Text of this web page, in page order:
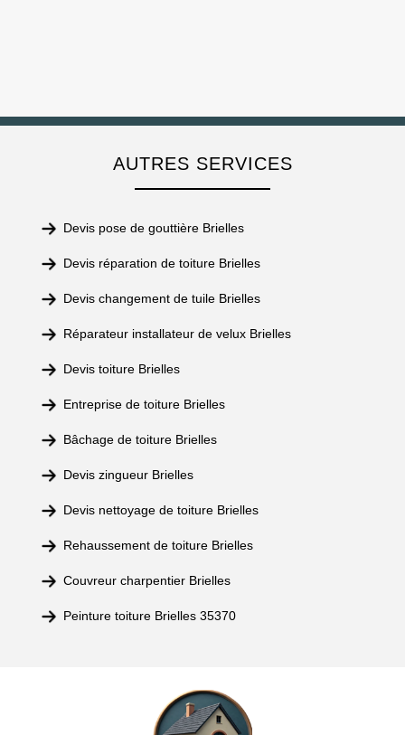
AUTRES SERVICES
Devis pose de gouttière Brielles
Devis réparation de toiture Brielles
Devis changement de tuile Brielles
Réparateur installateur de velux Brielles
Devis toiture Brielles
Entreprise de toiture Brielles
Bâchage de toiture Brielles
Devis zingueur Brielles
Devis nettoyage de toiture Brielles
Rehaussement de toiture Brielles
Couvreur charpentier Brielles
Peinture toiture Brielles 35370